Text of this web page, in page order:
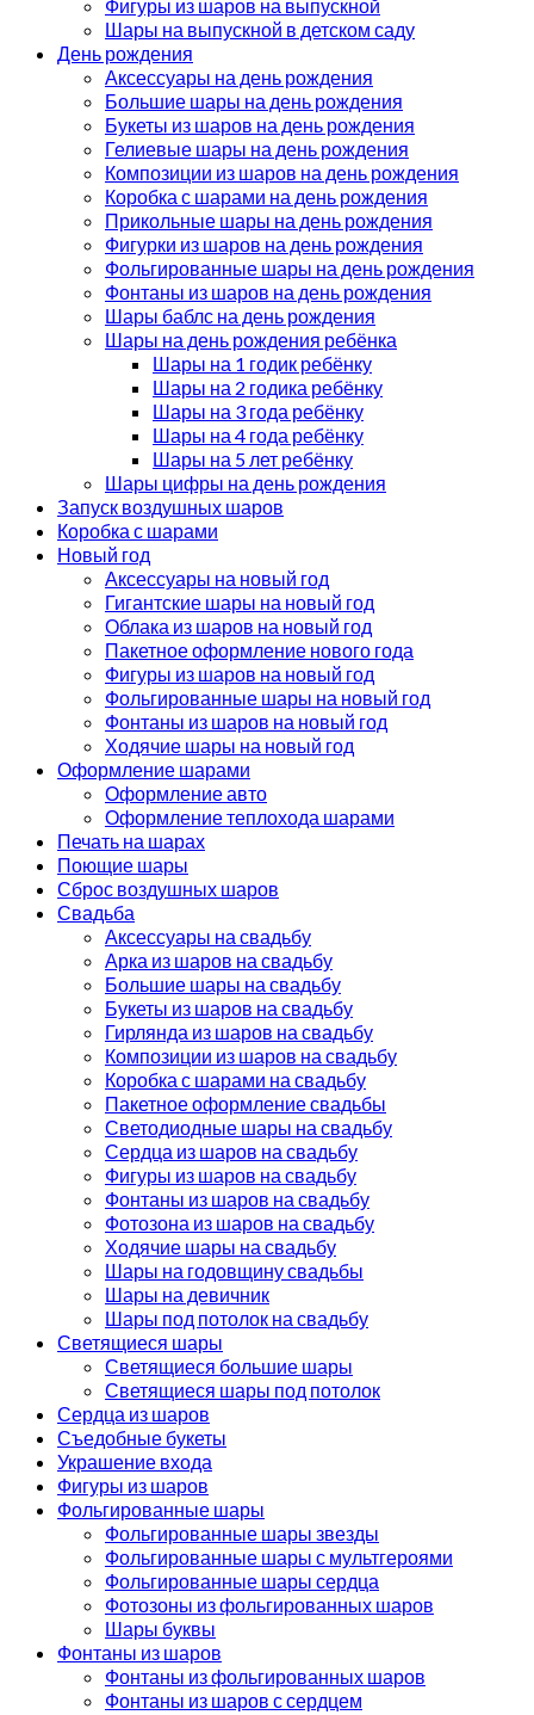
Фигуры из шаров на выпускной
Шары на выпускной в детском саду
День рождения
Аксессуары на день рождения
Большие шары на день рождения
Букеты из шаров на день рождения
Гелиевые шары на день рождения
Композиции из шаров на день рождения
Коробка с шарами на день рождения
Прикольные шары на день рождения
Фигурки из шаров на день рождения
Фольгированные шары на день рождения
Фонтаны из шаров на день рождения
Шары баблс на день рождения
Шары на день рождения ребёнка
Шары на 1 годик ребёнку
Шары на 2 годика ребёнку
Шары на 3 года ребёнку
Шары на 4 года ребёнку
Шары на 5 лет ребёнку
Шары цифры на день рождения
Запуск воздушных шаров
Коробка с шарами
Новый год
Аксессуары на новый год
Гигантские шары на новый год
Облака из шаров на новый год
Пакетное оформление нового года
Фигуры из шаров на новый год
Фольгированные шары на новый год
Фонтаны из шаров на новый год
Ходячие шары на новый год
Оформление шарами
Оформление авто
Оформление теплохода шарами
Печать на шарах
Поющие шары
Сброс воздушных шаров
Свадьба
Аксессуары на свадьбу
Арка из шаров на свадьбу
Большие шары на свадьбу
Букеты из шаров на свадьбу
Гирлянда из шаров на свадьбу
Композиции из шаров на свадьбу
Коробка с шарами на свадьбу
Пакетное оформление свадьбы
Светодиодные шары на свадьбу
Сердца из шаров на свадьбу
Фигуры из шаров на свадьбу
Фонтаны из шаров на свадьбу
Фотозона из шаров на свадьбу
Ходячие шары на свадьбу
Шары на годовщину свадьбы
Шары на девичник
Шары под потолок на свадьбу
Светящиеся шары
Светящиеся большие шары
Светящиеся шары под потолок
Сердца из шаров
Съедобные букеты
Украшение входа
Фигуры из шаров
Фольгированные шары
Фольгированные шары звезды
Фольгированные шары с мультгероями
Фольгированные шары сердца
Фотозоны из фольгированных шаров
Шары буквы
Фонтаны из шаров
Фонтаны из фольгированных шаров
Фонтаны из шаров с сердцем